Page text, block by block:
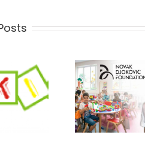
Inicijativa za
podršku
panelu